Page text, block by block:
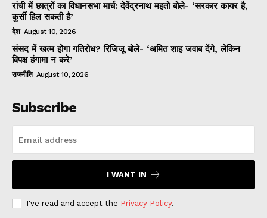
रांची में छात्रों का विधानसभा मार्च: देवेंद्रनाथ महतो बोले- ‘सरकार कायर है,
कुर्सी हिल सकती है’
देश August 10, 2026
संसद में खत्म होगा गतिरोध? रिजिजू बोले- ‘अमित शाह जवाब देंगे, लेकिन
विपक्ष हंगामा न करे’
राजनीति August 10, 2026
Subscribe
I WANT IN
I've read and accept the Privacy Policy.